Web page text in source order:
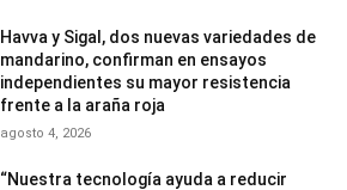
Havva y Sigal, dos nuevas variedades de
mandarino, confirman en ensayos
independientes su mayor resistencia
frente a la araña roja
agosto 4, 2026
“Nuestra tecnología ayuda a reducir